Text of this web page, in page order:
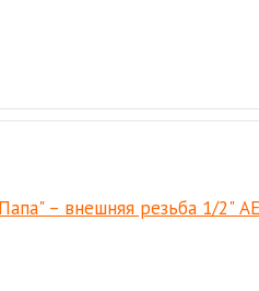
– внешняя резьба 1/2"